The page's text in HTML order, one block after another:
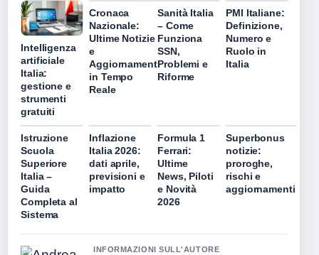
Intelligenza
artificiale
Italia:
gestione e
strumenti
gratuiti
Cronaca
Nazionale:
Ultime Notizie
e
Aggiornamenti
in Tempo
Reale
Sanità Italia
– Come
Funziona
SSN,
Problemi e
Riforme
PMI Italiane:
Definizione,
Numero e
Ruolo in
Italia
Istruzione
Scuola
Superiore
Italia –
Guida
Completa al
Sistema
Inflazione
Italia 2026:
dati aprile,
previsioni e
impatto
Formula 1
Ferrari:
Ultime
News, Piloti
e Novità
2026
Superbonus
notizie:
proroghe,
rischi e
aggiornamenti
INFORMAZIONI SULL'AUTORE